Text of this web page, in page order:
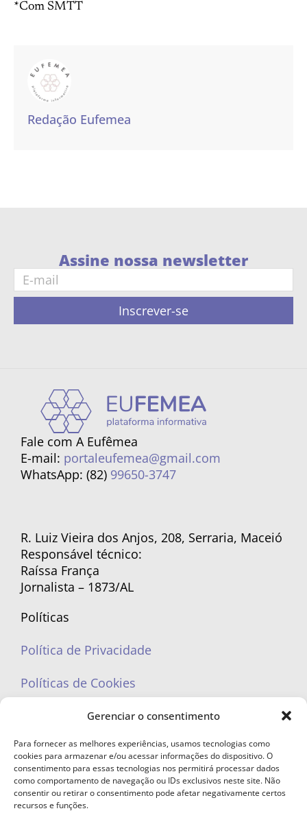
Gerenciar o consentimento
Para fornecer as melhores experiências, usamos tecnologias como
cookies para armazenar e/ou acessar informações do dispositivo. O
consentimento para essas tecnologias nos permitirá processar dados
como comportamento de navegação ou IDs exclusivos neste site. Não
consentir ou retirar o consentimento pode afetar negativamente certos
recursos e funções.
*Com SMTT
Redação Eufemea
Assine nossa newsletter
Inscrever-se
Fale com A Eufêmea
E-mail: portaleufemea@gmail.com
WhatsApp: (82) 99650-3747
R. Luiz Vieira dos Anjos, 208, Serraria, Maceió
Responsável técnico:
Raíssa França
Jornalista – 1873/AL
Políticas
Política de Privacidade
Políticas de Cookies
portaleufemea@gmail.com